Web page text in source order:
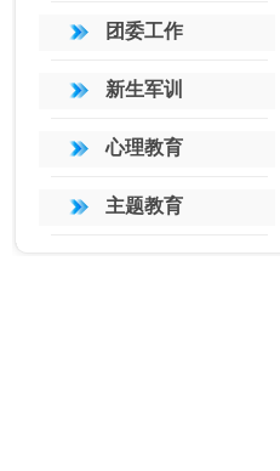
团委工作
新生军训
心理教育
主题教育